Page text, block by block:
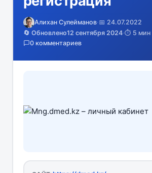
Алихан Сулейманов·📅 24.07.2022
🔄 Обновлено12 сентября 2024·⏱️ 5 мин
0 комментариев